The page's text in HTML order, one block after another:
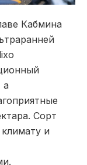
Кабмина
а
Сорт
и